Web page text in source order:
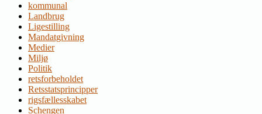
kommunal
Landbrug
Ligestilling
Mandatgivning
Medier
Miljø
Politik
retsforbeholdet
Retsstatsprincipper
rigsfællesskabet
Schengen